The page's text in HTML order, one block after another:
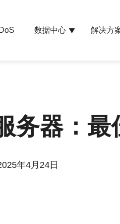
数据中心 解决方
务器：最
年4月24日